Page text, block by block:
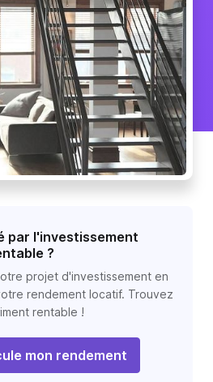
par l'investissement
?
projet d'investissement en
rendement locatif. Trouvez
rentable !
mon rendement